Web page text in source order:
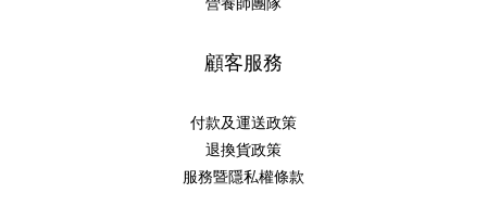
顧客服務
付款及運送政策
退換貨政策
服務暨隱私權條款